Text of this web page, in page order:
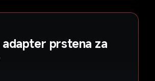
adapter prstena za